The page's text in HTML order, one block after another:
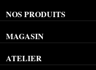
NOS PRODUITS
MAGASIN
ATELIER